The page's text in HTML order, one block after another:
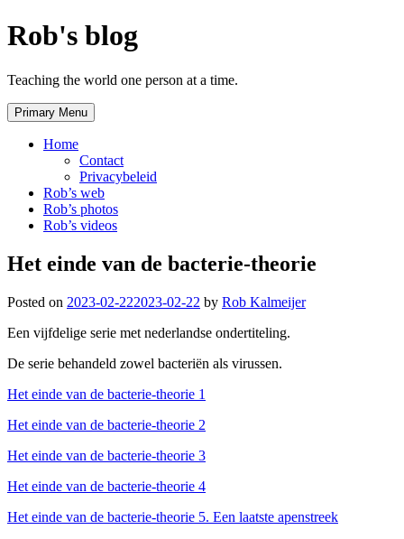
Skip
to
Rob's blog
Teaching the world one person at a time.
Primary Menu
Home
Contact
Privacybeleid
Rob’s web
Rob’s photos
Rob’s videos
Het einde van de bacterie-theorie
Posted on 2023-02-222023-02-22 by Rob Kalmeijer
Een vijfdelige serie met nederlandse ondertiteling.
De serie behandeld zowel bacteriën als virussen.
Het einde van de bacterie-theorie 1
Het einde van de bacterie-theorie 2
Het einde van de bacterie-theorie 3
Het einde van de bacterie-theorie 4
Het einde van de bacterie-theorie 5. Een laatste apenstreek